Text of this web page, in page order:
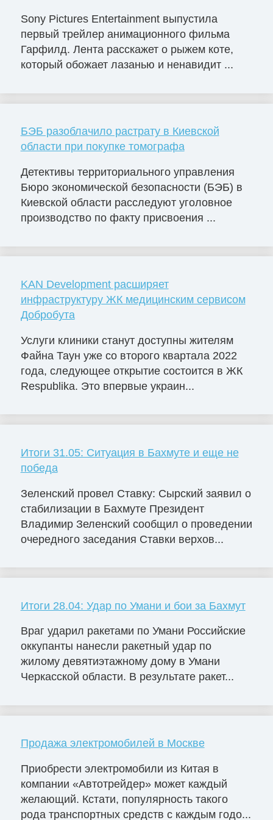
Sony Pictures Entertainment выпустила
первый трейлер анимационного фильма
Гарфилд. Лента расскажет о рыжем коте,
который обожает лазанью и ненавидит ...
БЭБ разоблачило растрату в Киевской
области при покупке томографа
Детективы территориального управления
Бюро экономической безопасности (БЭБ) в
Киевской области расследуют уголовное
производство по факту присвоения ...
KAN Development расширяет
инфраструктуру ЖК медицинским сервисом
Добробута
Услуги клиники станут доступны жителям
Файна Таун уже со второго квартала 2022
года, следующее открытие состоится в ЖК
Respublika. Это впервые украин...
Итоги 31.05: Ситуация в Бахмуте и еще не
победа
Зеленский провел Ставку: Сырский заявил о
стабилизации в Бахмуте Президент
Владимир Зеленский сообщил о проведении
очередного заседания Ставки верхов...
Итоги 28.04: Удар по Умани и бои за Бахмут
Враг ударил ракетами по Умани Российские
оккупанты нанесли ракетный удар по
жилому девятиэтажному дому в Умани
Черкасской области. В результате ракет...
Продажа электромобилей в Москве
Приобрести электромобили из Китая в
компании «Автотрейдер» может каждый
желающий. Кстати, популярность такого
рода транспортных средств с каждым годо...